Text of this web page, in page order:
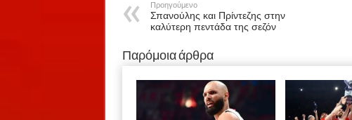
Προηγούμενο
Σπανούλης και Πρίντεζης στην
καλύτερη πεντάδα της σεζόν
Παρόμοια άρθρα